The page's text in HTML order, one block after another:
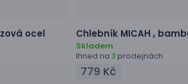
ocel Chlebník MICAH ,
Skladem
Ihned na 3 prodejnách
779 Kč